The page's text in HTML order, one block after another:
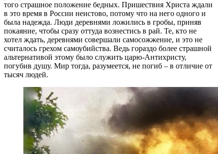
того страшное положение бедных. Пришествия Христа ждали
в это время в России неистово, потому что на него одного и
была надежда. Люди деревнями ложились в гробы, приняв
покаяние, чтобы сразу оттуда вознестись в рай. Те, кто не
хотел ждать, деревнями совершали самосожжение, и это не
считалось грехом самоубийства. Ведь гораздо более страшной
альтернативой этому было служить царю-Антихристу,
погубив душу. Мир тогда, разумеется, не погиб – в отличие от
тысяч людей.